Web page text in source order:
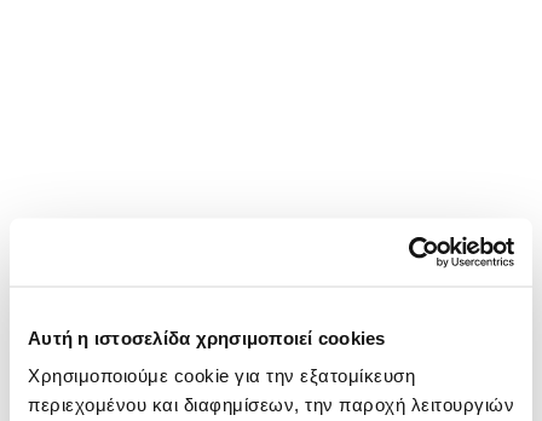
Αυτή η ιστοσελίδα χρησιμοποιεί cookies
Χρησιμοποιούμε cookie για την εξατομίκευση
περιεχομένου και διαφημίσεων, την παροχή λειτουργιών